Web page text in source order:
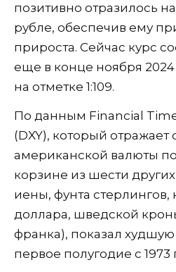
позитивно отразилось
рубле, обеспечив ему
прироста. Сейчас курс
еще в конце ноября
на отметке 1:109.
По данным Financial
(DXY), который отражает
американской валюты
корзине из шести
иены, фунта стерлингов,
доллара, шведской
франка), показал
первое полугодие с 1973